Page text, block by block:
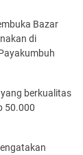
Bazar
di
berkualitas
50.000